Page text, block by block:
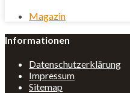
Magazin
Informationen
Datenschutzerklärung
Impressum
Sitemap